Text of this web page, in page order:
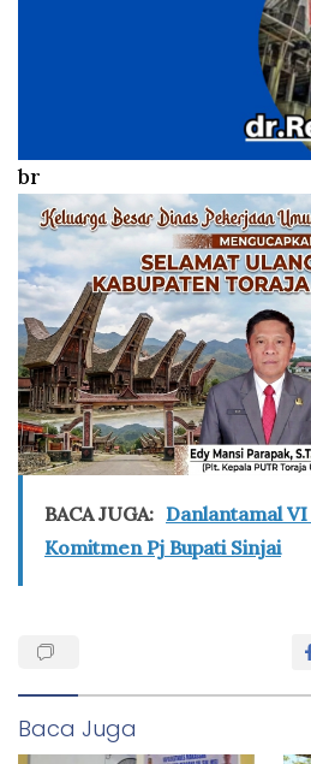
br
BACA JUGA: Danlantamal
Komitmen Pj Bupati Sinjai
Baca Juga